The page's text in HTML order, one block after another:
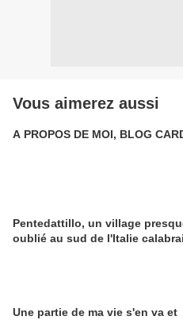
Vous aimerez aussi
A PROPOS DE MOI,
Pentedattillo, un village
oublié au sud de l'Italie
Une partie de ma vie s'en va et